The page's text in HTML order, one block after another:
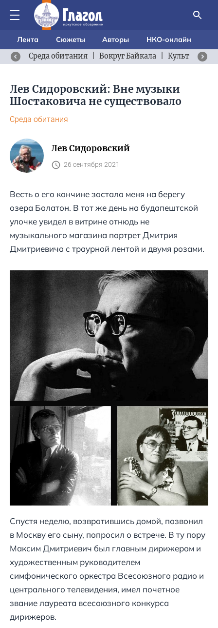
Лента Сюжеты Авторы
НКО-онлайн
Среда обитания
Вокруг Байкала Культурный
Лев Сидоровский: Вне музыки
Шостаковича не существовало
Среда обитания
Лев Сидоровский
26 сентября 2021
Весть о его кончине застала меня на берегу
озера Балатон. В тот же день на будапештской
улочке увидел в витрине отнюдь не
музыкального магазина портрет Дмитрия
Дмитриевича с траурной лентой и двумя розами.
Спустя неделю, возвратившись домой, позвонил
в Москву его сыну, попросил о встрече. В ту пору
Максим Дмитриевич был главным дирижером и
художественным руководителем
симфонического оркестра Всесоюзного радио и
центрального телевидения, имел почетное
звание лауреата всесоюзного конкурса
дирижеров.